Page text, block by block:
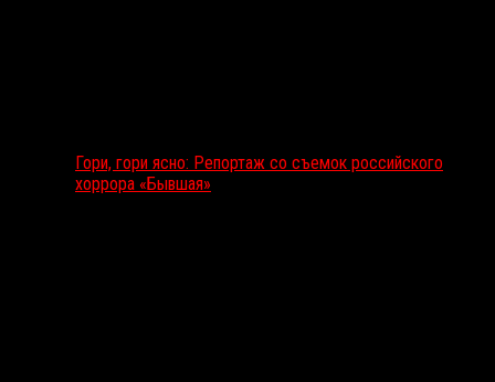
Гори, гори ясно: Репортаж со съемок российского
хоррора «Бывшая»